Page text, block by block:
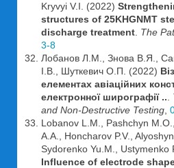
Kryvyi V.I. (2022)
structures of 25KHGNMT
discharge treatment The
3-8
Лобанов Л.М., Знова В.Я.,
І.В., Шуткевич О.П. (2022)
елементах авіаційних
електронної ширографії ..
and Non-Destructive Testing
Lobanov L.M., Pashchyn
A.A., Honcharov P.V.,
Sydorenko Yu.M., Ustymenko
Influence of electrode